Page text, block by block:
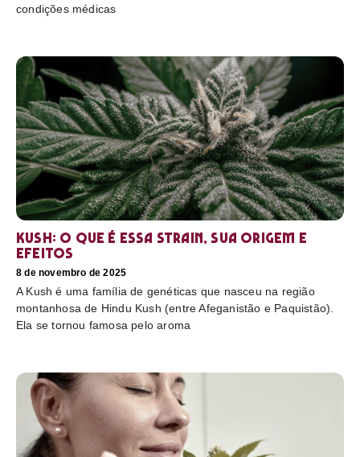
condições médicas
Kush: o que é essa strain, sua origem e
efeitos
8 de novembro de 2025
A Kush é uma família de genéticas que nasceu na região
montanhosa de Hindu Kush (entre Afeganistão e Paquistão).
Ela se tornou famosa pelo aroma